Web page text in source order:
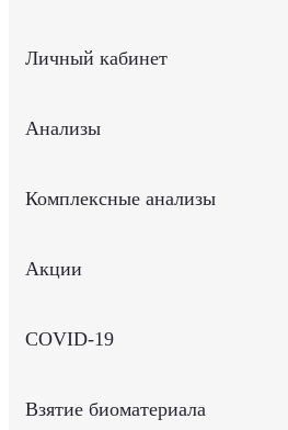
Личный кабинет
Анализы
Комплексные анализы
Акции
COVID-19
Взятие биоматериала